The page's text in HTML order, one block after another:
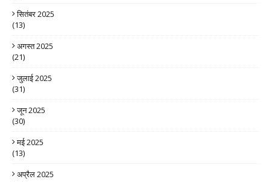
सितंबर 2025
(13)
अगस्त 2025
(21)
जुलाई 2025
(31)
जून 2025
(30)
मई 2025
(13)
अप्रैल 2025